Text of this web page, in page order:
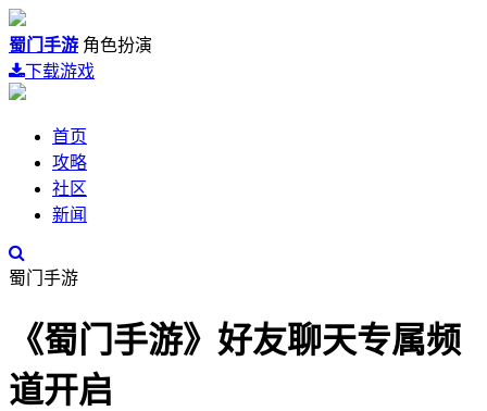
蜀门手游 角色扮演
下载游戏
首页
攻略
社区
新闻
蜀门手游
《蜀门手游》好友聊天专属频
道开启